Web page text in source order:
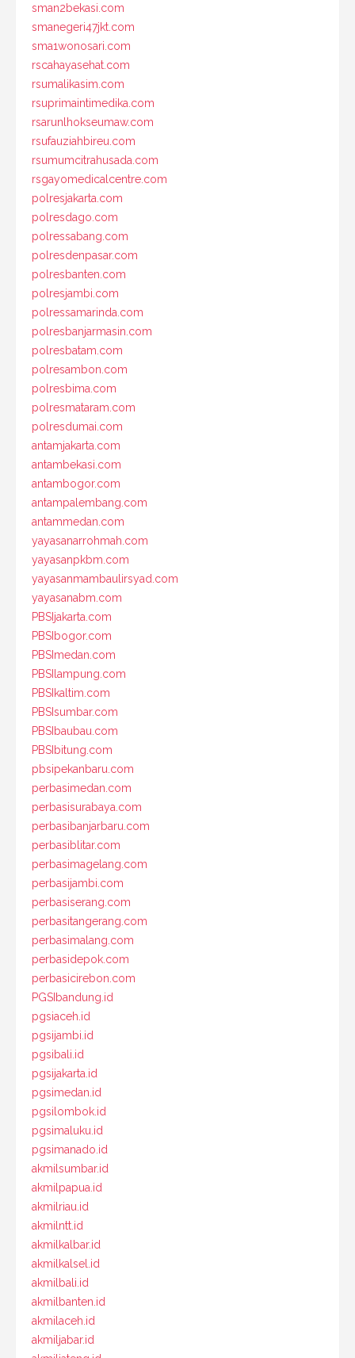
sman2bekasi.com
smanegeri47jkt.com
sma1wonosari.com
rscahayasehat.com
rsumalikasim.com
rsuprimaintimedika.com
rsarunlhokseumaw.com
rsufauziahbireu.com
rsumumcitrahusada.com
rsgayomedicalcentre.com
polresjakarta.com
polresdago.com
polressabang.com
polresdenpasar.com
polresbanten.com
polresjambi.com
polressamarinda.com
polresbanjarmasin.com
polresbatam.com
polresambon.com
polresbima.com
polresmataram.com
polresdumai.com
antamjakarta.com
antambekasi.com
antambogor.com
antampalembang.com
antammedan.com
yayasanarrohmah.com
yayasanpkbm.com
yayasanmambaulirsyad.com
yayasanabm.com
PBSIjakarta.com
PBSIbogor.com
PBSImedan.com
PBSIlampung.com
PBSIkaltim.com
PBSIsumbar.com
PBSIbaubau.com
PBSIbitung.com
pbsipekanbaru.com
perbasimedan.com
perbasisurabaya.com
perbasibanjarbaru.com
perbasiblitar.com
perbasimagelang.com
perbasijambi.com
perbasiserang.com
perbasitangerang.com
perbasimalang.com
perbasidepok.com
perbasicirebon.com
PGSIbandung.id
pgsiaceh.id
pgsijambi.id
pgsibali.id
pgsijakarta.id
pgsimedan.id
pgsilombok.id
pgsimaluku.id
pgsimanado.id
akmilsumbar.id
akmilpapua.id
akmilriau.id
akmilntt.id
akmilkalbar.id
akmilkalsel.id
akmilbali.id
akmilbanten.id
akmilaceh.id
akmiljabar.id